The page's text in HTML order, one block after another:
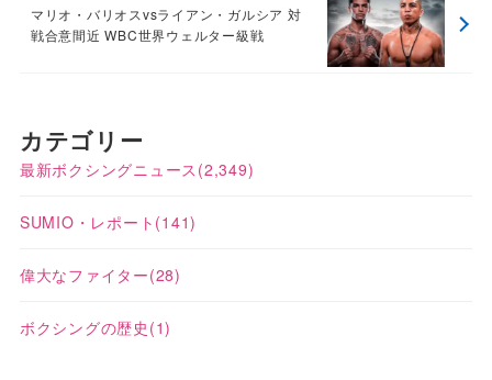
マリオ・バリオスvsライアン・ガルシア 対
戦合意間近 WBC世界ウェルター級戦
カテゴリー
最新ボクシングニュース (2,349)
SUMIO・レポート (141)
偉大なファイター(28)
ボクシングの歴史 (1)